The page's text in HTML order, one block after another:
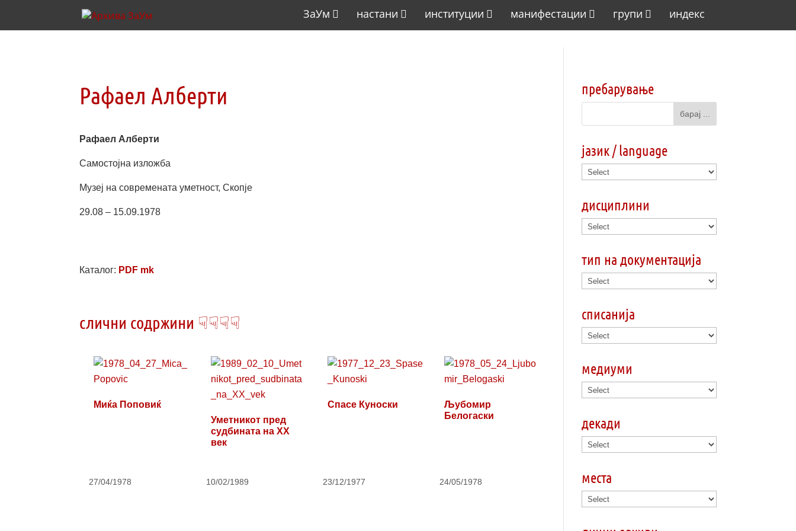
ЗаУм настани институции манифестации групи индекс
Рафаел Алберти
Рафаел Алберти
Самостојна изложба
Музеј на современата уметност, Скопје
29.08 – 15.09.1978
Каталог: PDF mk
слични содржини ☟☟☟☟
Миќа Поповиќ
27/04/1978
Уметникот пред
судбината на XX
век
10/02/1989
Спасе Куноски
23/12/1977
Љубомир
Белогаски
24/05/1978
пребарување
јазик / language
дисциплини
тип на документација
списанија
медиуми
декади
места